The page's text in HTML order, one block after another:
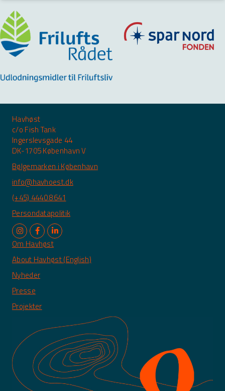
Havhøst
c/o Fish Tank
Ingerslevsgade 44
DK-1705 København V
Bølgemarken i København
info@havhoest.dk
(+45) 4440 8641
Persondatapolitik
Om Havhøst
About Havhøst (English)
Nyheder
Presse
Projekter